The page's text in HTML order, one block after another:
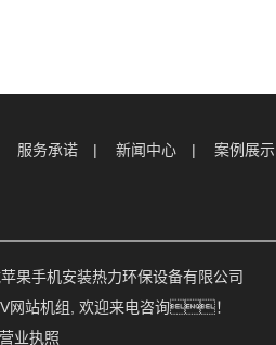
服务承诺 新闻中心 案例展示
果手机安装热力环保设备有限公司
网站机组
, 欢迎来电咨询！
营业执照